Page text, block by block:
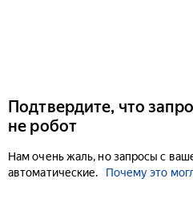
Подтвердите, что
не робот
Нам очень жаль, но запросы с
автоматические.
Почему это